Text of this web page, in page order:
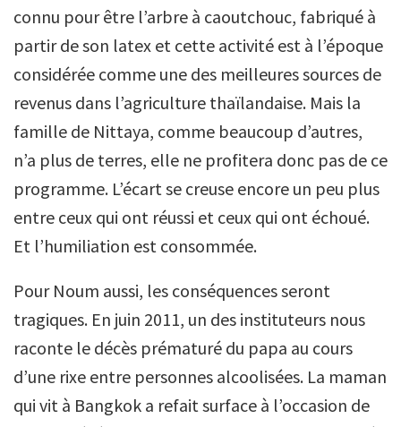
connu pour être l’arbre à caoutchouc, fabriqué à
partir de son latex et cette activité est à l’époque
considérée comme une des meilleures sources de
revenus dans l’agriculture thaïlandaise. Mais la
famille de Nittaya, comme beaucoup d’autres,
n’a plus de terres, elle ne profitera donc pas de ce
programme. L’écart se creuse encore un peu plus
entre ceux qui ont réussi et ceux qui ont échoué.
Et l’humiliation est consommée.
Pour Noum aussi, les conséquences seront
tragiques. En juin 2011, un des instituteurs nous
raconte le décès prématuré du papa au cours
d’une rixe entre personnes alcoolisées. La maman
qui vit à Bangkok a refait surface à l’occasion de